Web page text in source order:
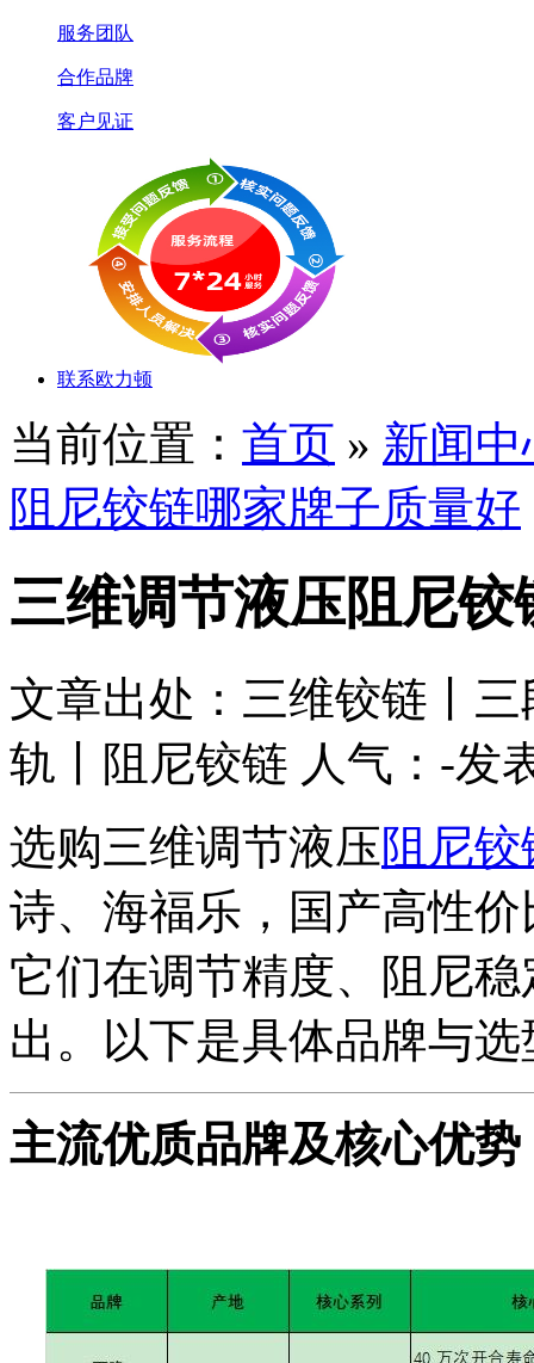
服务团队
合作品牌
客户见证
联系欧力顿
当前位置： 首页 » 新闻中
阻尼铰链哪家牌子质量好
三维调节液压阻尼
文章出处：三维铰链丨
轨丨阻尼铰链 人气： -发
选购三维调节液压阻尼铰
诗、海福乐，国产高性
它们在调节精度、阻尼
出。以下是具体品牌与
主流优质品牌及核心优势